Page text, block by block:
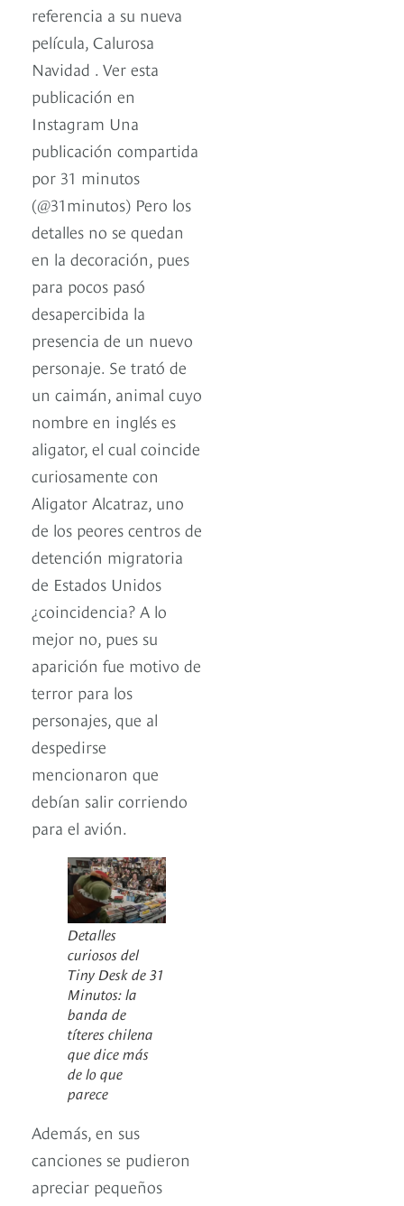
referencia a su nueva
película, Calurosa
Navidad . Ver esta
publicación en
Instagram Una
publicación compartida
por 31 minutos
(@31minutos) Pero los
detalles no se quedan
en la decoración, pues
para pocos pasó
desapercibida la
presencia de un nuevo
personaje. Se trató de
un caimán, animal cuyo
nombre en inglés es
aligator, el cual coincide
curiosamente con
Aligator Alcatraz, uno
de los peores centros de
detención migratoria
de Estados Unidos
¿coincidencia? A lo
mejor no, pues su
aparición fue motivo de
terror para los
personajes, que al
despedirse
mencionaron que
debían salir corriendo
para el avión.
Detalles
curiosos del
Tiny Desk de 31
Minutos: la
banda de
títeres chilena
que dice más
de lo que
parece
Además, en sus
canciones se pudieron
apreciar pequeños